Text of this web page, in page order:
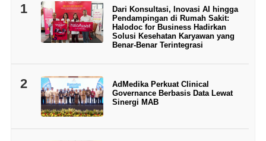
1
Dari Konsultasi, Inovasi AI hingga
Pendampingan di Rumah Sakit:
Halodoc for Business Hadirkan
Solusi Kesehatan Karyawan yang
Benar-Benar Terintegrasi
2
AdMedika Perkuat Clinical
Governance Berbasis Data Lewat
Sinergi MAB